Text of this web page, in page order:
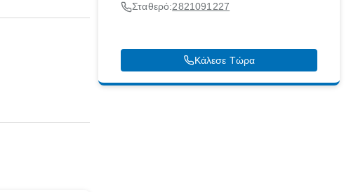
Σταθερό:2821091227
Κάλεσε Τώρα